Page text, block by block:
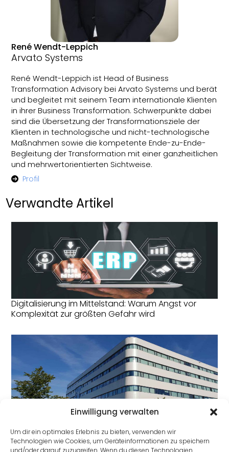
Einwilligung verwalten
Um dir ein optimales Erlebnis zu bieten, verwenden wir
Technologien wie Cookies, um Geräteinformationen zu speichern
und/oder darauf zuzugreifen. Wenn du diesen Technologien
René Wendt-Leppich
Arvato Systems
René Wendt-Leppich ist Head of Business
Transformation Advisory bei Arvato Systems und berät
und begleitet mit seinem Team internationale Klienten
in ihrer Business Transformation. Schwerpunkte dabei
sind die Übersetzung der Transformationsziele der
Klienten in technologische und nicht-technologische
Maßnahmen sowie die kompetente Ende-zu-Ende-
Begleitung der Transformation mit einer ganzheitlichen
und mehrwertorientierten Sichtweise.
Profil
Verwandte Artikel
Digitalisierung im Mittelstand: Warum Angst vor
Komplexität zur größten Gefahr wird
Jubiläum und Rebranding: Trovarit geht mit
frischem Look in die Zukunft